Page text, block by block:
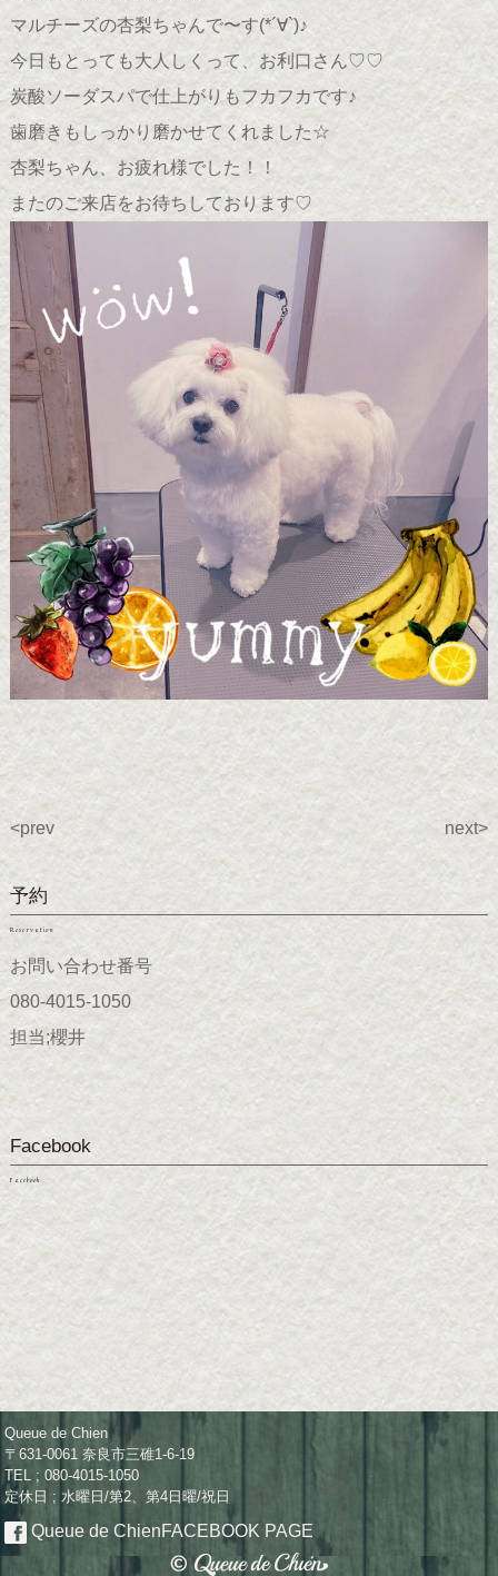
マルチーズの杏梨ちゃんで〜す(*´∀`)♪
今日もとっても大人しくって、お利口さん♡♡
炭酸ソーダスパで仕上がりもフカフカです♪
歯磨きもしっかり磨かせてくれました☆
杏梨ちゃん、お疲れ様でした！！
またのご来店をお待ちしております♡
<prev next>
予約
Reservation
お問い合わせ番号
080-4015-1050
担当;櫻井
Facebook
Facebook
Queue de Chien
〒631-0061 奈良市三碓1-6-19
TEL ; 080-4015-1050
定休日 ; 水曜日/第2、第4日曜/祝日
Queue de ChienFACEBOOK PAGE